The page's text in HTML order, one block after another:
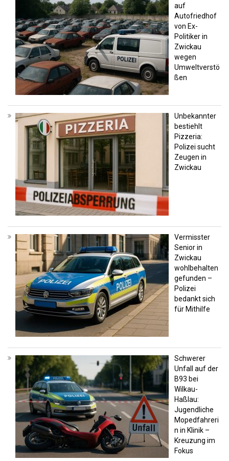
auf
Autofriedhof
von Ex-
Politiker in
Zwickau
wegen
Umweltverstö
ßen
Unbekannter
bestiehlt
Pizzeria:
Polizei sucht
Zeugen in
Zwickau
Vermisster
Senior in
Zwickau
wohlbehalten
gefunden –
Polizei
bedankt sich
für Mithilfe
Schwerer
Unfall auf der
B93 bei
Wilkau-
Haßlau:
Jugendliche
Mopedfahreri
n in Klinik –
Kreuzung im
Fokus